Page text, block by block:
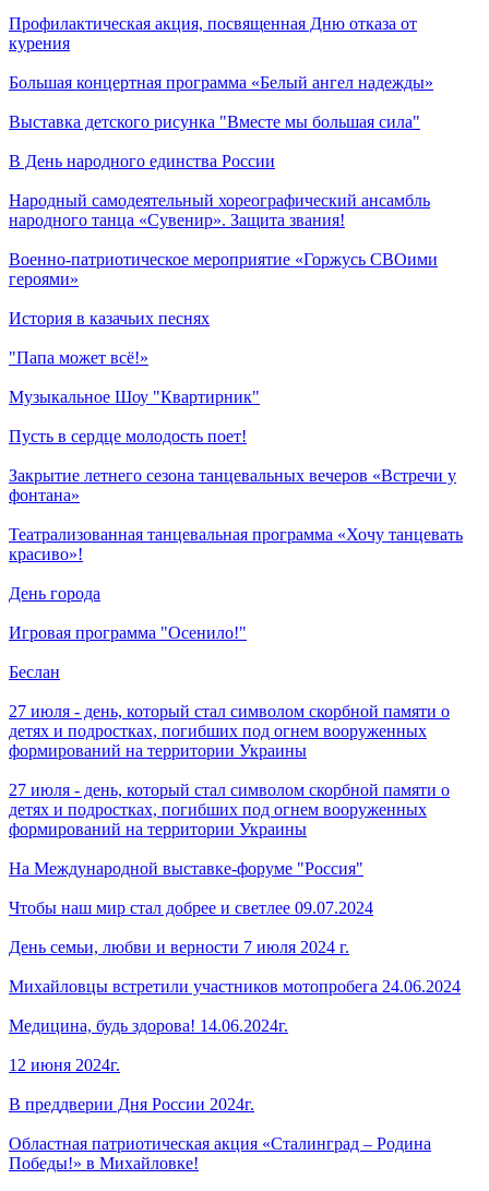
Профилактическая акция, посвященная Дню отказа от
курения
Большая концертная программа «Белый ангел надежды»
Выставка детского рисунка "Вместе мы большая сила"
В День народного единства России
Народный самодеятельный хореографический ансамбль
народного танца «Сувенир». Защита звания!
Военно-патриотическое мероприятие «Горжусь СВОими
героями»
История в казачьих песнях
"Папа может всё!»
Музыкальное Шоу "Квартирник"
Пусть в сердце молодость поет!
Закрытие летнего сезона танцевальных вечеров «Встречи у
фонтана»
Театрализованная танцевальная программа «Хочу танцевать
красиво»!
День города
Игровая программа "Осенило!"
Беслан
27 июля - день, который стал символом скорбной памяти о
детях и подростках, погибших под огнем вооруженных
формирований на территории Украины
27 июля - день, который стал символом скорбной памяти о
детях и подростках, погибших под огнем вооруженных
формирований на территории Украины
На Международной выставке-форуме "Россия"
Чтобы наш мир стал добрее и светлее 09.07.2024
День семьи, любви и верности 7 июля 2024 г.
Михайловцы встретили участников мотопробега 24.06.2024
Медицина, будь здорова! 14.06.2024г.
12 июня 2024г.
В преддверии Дня России 2024г.
Областная патриотическая акция «Сталинград – Родина
Победы!» в Михайловке!